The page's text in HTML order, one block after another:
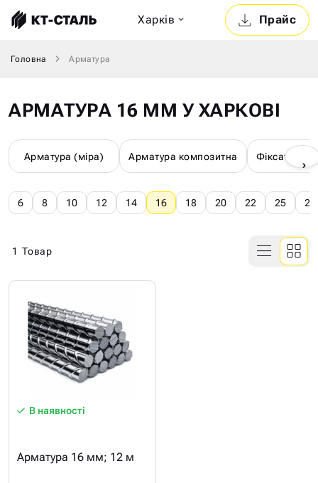
Прайс
Харкiв
Головна Арматура
АРМАТУРА 16 ММ У ХАРКОВІ
Арматура (міра) Арматура композитна Фіксатори
›
6 8 10 12 14 16 18 20 22 25 28
1 Товар
В наявності
Арматура 16 мм; 12 м